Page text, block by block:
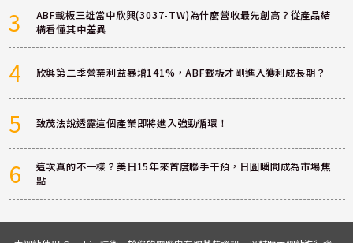
3
ABF載板三雄當中欣興(3037-TW)為什麼營收最先創高？從產品結
構看懂其中差異
4 欣興第二季營業利益暴增141%，ABF載板才剛進入獲利成長期？
5 致茂法說透露這個產業即將進入強勁循環！
6
這次真的不一樣？美日15年來首度聯手干預，日圓瞬間成為市場焦
點